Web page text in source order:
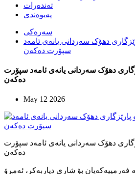
ته‌نده‌رات
په‌یوه‌ندی
سەرەکی
دهۆک سەردانی یانەی ئامەد
سپۆرت دەکەن
دهۆک سەردانی یانەی ئامەد سپۆرت
دەکەن
May 12 2026
دهۆک سەردانی یانەی ئامەد سپۆرت
دەکەن
فەرمییەکەیان بۆ شاری دیاربەکر، ئەمڕۆ